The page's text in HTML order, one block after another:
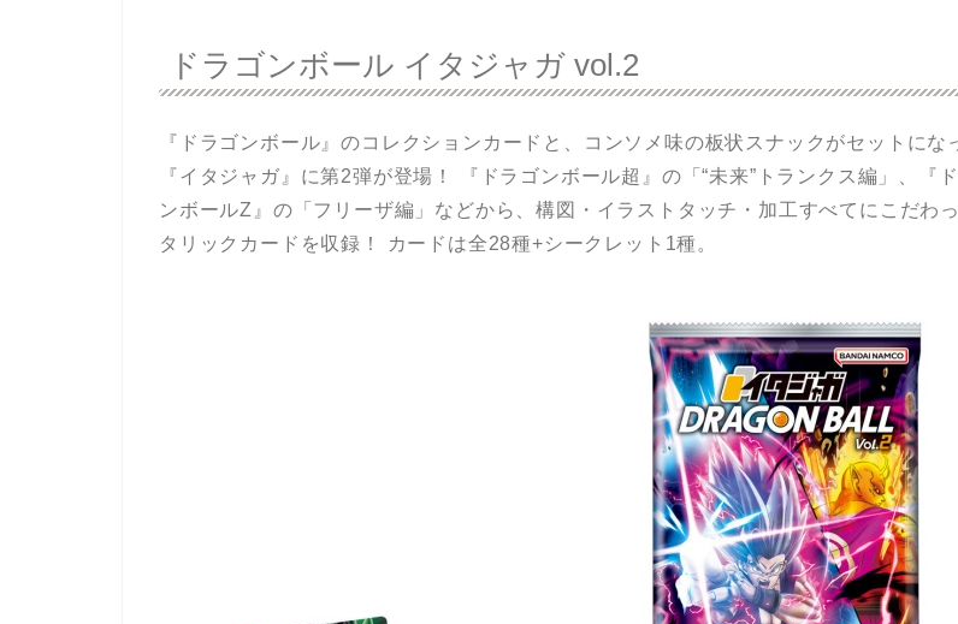
ドラゴンボール イタジャガ vol.2
『ドラゴンボール』のコレクションカードと、コンソメ味の板状スナックがセットにな
『イタジャガ』に第2弾が登場！ 『ドラゴンボール超』の「“未来”トランクス編」、『
ンボールZ』の「フリーザ編」などから、構図・イラストタッチ・加工すべてにこだわ
タリックカードを収録！ カードは全28種+シークレット1種。